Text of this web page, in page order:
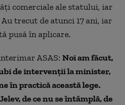
comerciale ale statului, iar
trecut de atunci 17 ani, iar
pusă în aplicare.
ASAS: Noi am făcut,
de intervenții la minister,
în practică această lege.
de ce nu se întâmplă, de